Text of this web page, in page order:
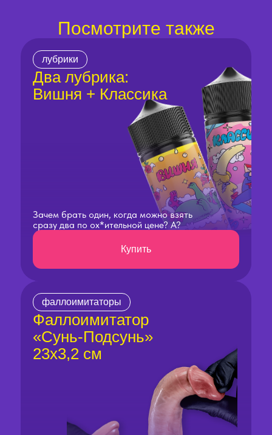
Посмотрите также
лубрики
Два лубрика:
Вишня + Классика
Зачем брать один, когда можно взять
сразу два по ох*ительной цене? А?
Купить
фаллоимитаторы
Фаллоимитатор
«Сунь-Подсунь»
23х3,2 см